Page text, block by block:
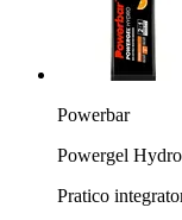
Powerbar
Powergel Hydro
Pratico